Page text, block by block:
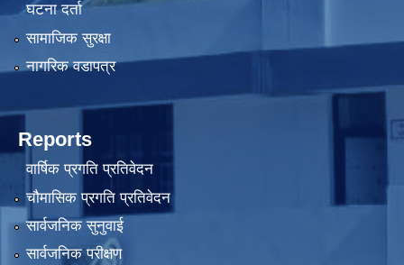
घटना दर्ता
सामाजिक सुरक्षा
नागरिक वडापत्र
Reports
वार्षिक प्रगति प्रतिवेदन
चौमासिक प्रगति प्रतिवेदन
सार्वजनिक सुनुवाई
सार्वजनिक परीक्षण